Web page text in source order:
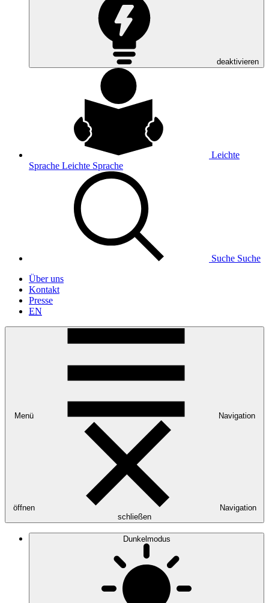
deaktivieren
Leichte
Sprache Leichte Sprache
Suche Suche
Über uns
Kontakt
Presse
EN
Menü Navigation
öffnen
Navigation
schließen
Dunkelmodus